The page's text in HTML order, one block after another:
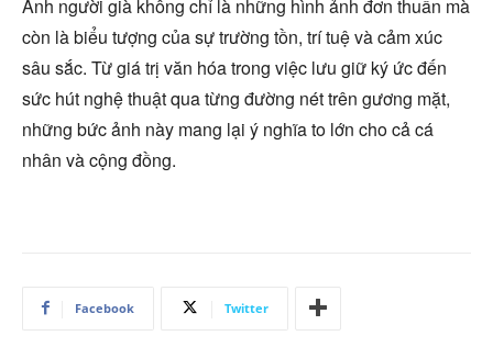
Ảnh người già không chỉ là những hình ảnh đơn thuần mà
còn là biểu tượng của sự trường tồn, trí tuệ và cảm xúc
sâu sắc. Từ giá trị văn hóa trong việc lưu giữ ký ức đến
sức hút nghệ thuật qua từng đường nét trên gương mặt,
những bức ảnh này mang lại ý nghĩa to lớn cho cả cá
nhân và cộng đồng.
Facebook Twitter